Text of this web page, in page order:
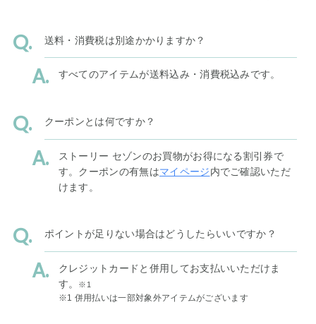
送料・消費税は別途かかりますか？
すべてのアイテムが送料込み・消費税込みです。
クーポンとは何ですか？
ストーリー セゾンのお買物がお得になる割引券で
す。クーポンの有無はマイページ内でご確認いただ
けます。
ポイントが足りない場合はどうしたらいいですか？
クレジットカードと併用してお支払いいただけま
す。
※1
※1 併用払いは一部対象外アイテムがございます